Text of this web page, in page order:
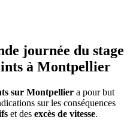
journée du stage
à Montpellier
sur Montpellier a pour but
sur les conséquences
et des excès de vitesse.